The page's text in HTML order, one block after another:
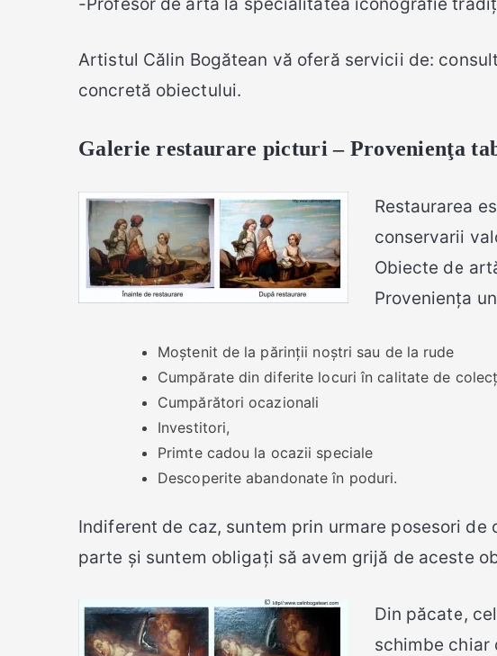
Artistul Călin Bogătean vă oferă servicii de:
concretă obiectului.
Galerie restaurare picturi – Provenienţa
Restaurarea
conservarii
Obiecte de
Proveniența
Moștenit de la părinții noștri sau de la rude
Cumpărate din diferite locuri în calitate de
Cumpărători ocazionali
Investitori,
Primte cadou la ocazii speciale
Descoperite abandonate în poduri.
Indiferent de caz, suntem prin urmare posesori
parte și suntem obligați să avem grijă de aceste
Din păcate,
schimbe chiar